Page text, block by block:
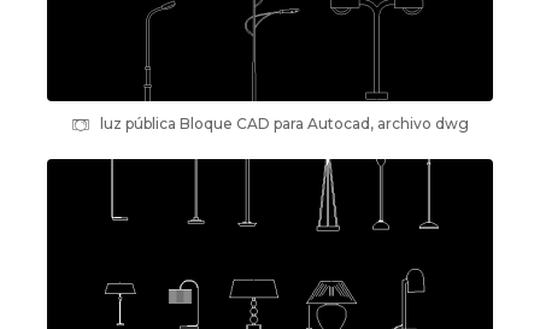
luz pública Bloque CAD para Autocad, archivo dwg